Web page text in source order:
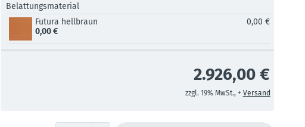
Belattungsmaterial
Futura hellbraun
0,00 €
0,00 €
2.926,00 €
zzgl. 19% MwSt., + Versand